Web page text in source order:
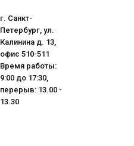
г. Санкт-
Петербург, ул.
Калинина д. 13,
офис 510-511
Время работы:
9:00 до 17:30,
перерыв: 13.00 -
13.30